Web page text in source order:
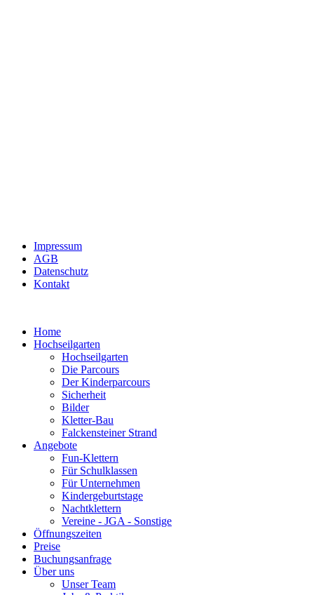
Impressum
AGB
Datenschutz
Kontakt
Home
Hochseilgarten
Hochseilgarten
Die Parcours
Der Kinderparcours
Sicherheit
Bilder
Kletter-Bau
Falckensteiner Strand
Angebote
Fun-Klettern
Für Schulklassen
Für Unternehmen
Kindergeburtstage
Nachtklettern
Vereine - JGA - Sonstige
Öffnungszeiten
Preise
Buchungsanfrage
Über uns
Unser Team